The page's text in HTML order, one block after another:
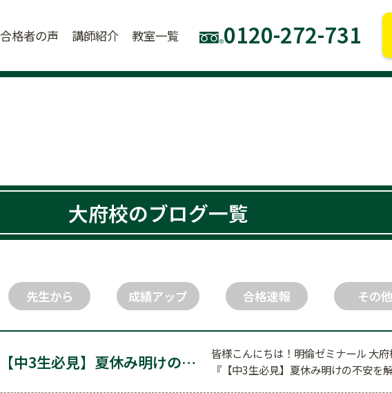
合格者の声 講師紹介 教室一覧 0120-272-731
大府校のブログ一覧
先生から 成績アップ 合格速報 その他
【中3生必見】夏休み明けの不安を解消！愛知県公立高…
皆様こんにちは！明倫ゼミナール 大府
『【中3生必見】夏休み明けの不安を